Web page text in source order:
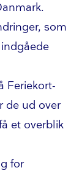
som
Fe­rie­kort­
de ud over
et overblik
for